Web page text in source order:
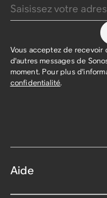
Vous acceptez de recevoir
d'autres messages de
moment. Pour plus
confidentialité.
Aide